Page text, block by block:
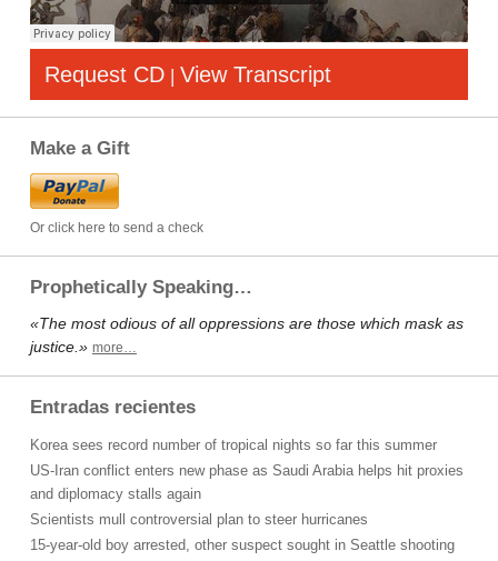
Request CD | View Transcript
Make a Gift
Or click here to send a check
Prophetically Speaking…
«The most odious of all oppressions are those which mask as
justice.» more…
Entradas recientes
Korea sees record number of tropical nights so far this summer
US-Iran conflict enters new phase as Saudi Arabia helps hit proxies
and diplomacy stalls again
Scientists mull controversial plan to steer hurricanes
15-year-old boy arrested, other suspect sought in Seattle shooting